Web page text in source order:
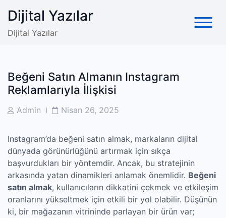
content
Dijital Yazılar
Dijital Yazılar
Beğeni Satın Almanın Instagram
Reklamlarıyla İlişkisi
PostAdmin
PostNisan 26, 2025
Instagram’da beğeni satın almak, markaların dijital
dünyada görünürlüğünü artırmak için sıkça
başvurdukları bir yöntemdir. Ancak, bu stratejinin
arkasında yatan dinamikleri anlamak önemlidir. Beğeni
satın almak, kullanıcıların dikkatini çekmek ve etkileşim
oranlarını yükseltmek için etkili bir yol olabilir. Düşünün
ki, bir mağazanın vitrininde parlayan bir ürün var;